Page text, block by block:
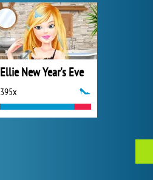
Ellie New Year's Eve
395x